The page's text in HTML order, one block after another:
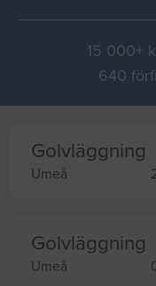
15 000+
640
Golvläggning
Umeå
Golvläggning
Umeå